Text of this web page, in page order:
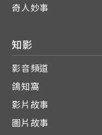
奇人妙事
知影
影音頻道
鴿知窩
影片故事
圖片故事